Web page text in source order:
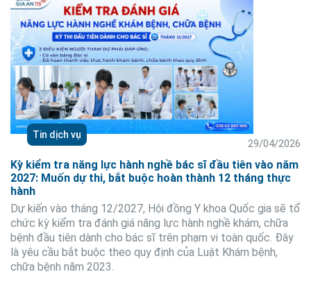
29/04/2026
Tin dịch vụ
Kỳ kiểm tra năng lực hành nghề bác sĩ đầu tiên vào năm
2027: Muốn dự thi, bắt buộc hoàn thành 12 tháng thực
hành
Dự kiến vào tháng 12/2027, Hội đồng Y khoa Quốc gia sẽ tổ
chức kỳ kiểm tra đánh giá năng lực hành nghề khám, chữa
bệnh đầu tiên dành cho bác sĩ trên phạm vi toàn quốc. Đây
là yêu cầu bắt buộc theo quy định của Luật Khám bệnh,
chữa bệnh năm 2023.